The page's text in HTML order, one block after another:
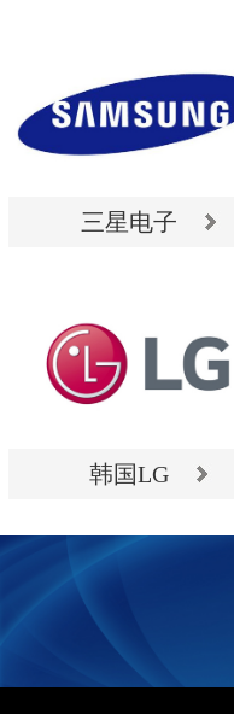
三星电子
三星电子
韩国LG